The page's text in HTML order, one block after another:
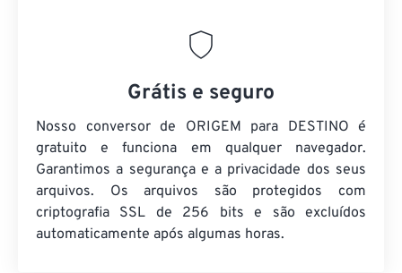
Grátis e seguro
Nosso conversor de ORIGEM para DESTINO é
gratuito e funciona em qualquer navegador.
Garantimos a segurança e a privacidade dos seus
arquivos. Os arquivos são protegidos com
criptografia SSL de 256 bits e são excluídos
automaticamente após algumas horas.